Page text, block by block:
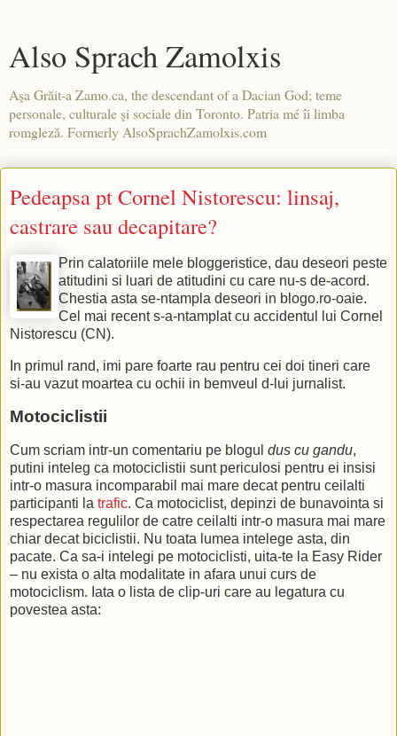
Also Sprach Zamolxis
Aşa Grăit-a Zamo.ca, the descendant of a Dacian God; teme
personale, culturale şi sociale din Toronto. Patria mé îi limba
romgleză. Formerly AlsoSprachZamolxis.com
Pedeapsa pt Cornel Nistorescu: linsaj,
castrare sau decapitare?
Prin calatoriile mele bloggeristice, dau deseori peste
atitudini si luari de atitudini cu care nu-s de-acord.
Chestia asta se-ntampla deseori in blogo.ro-oaie.
Cel mai recent s-a-ntamplat cu accidentul lui Cornel
Nistorescu (CN).
In primul rand, imi pare foarte rau pentru cei doi tineri care
si-au vazut moartea cu ochii in bemveul d-lui jurnalist.
Motociclistii
Cum scriam intr-un comentariu pe blogul dus cu gandu,
putini inteleg ca motociclistii sunt periculosi pentru ei insisi
intr-o masura incomparabil mai mare decat pentru ceilalti
participanti la trafic. Ca motociclist, depinzi de bunavointa si
respectarea regulilor de catre ceilalti intr-o masura mai mare
chiar decat biciclistii. Nu toata lumea intelege asta, din
pacate. Ca sa-i intelegi pe motociclisti, uita-te la Easy Rider
– nu exista o alta modalitate in afara unui curs de
motociclism. Iata o lista de clip-uri care au legatura cu
povestea asta: